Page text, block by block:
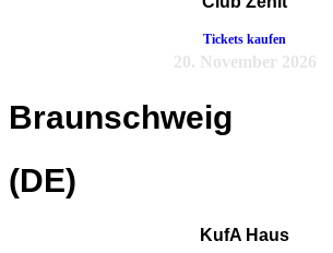
Tickets kaufen
20. November 2026
Braunschweig
(DE)
KufA Haus